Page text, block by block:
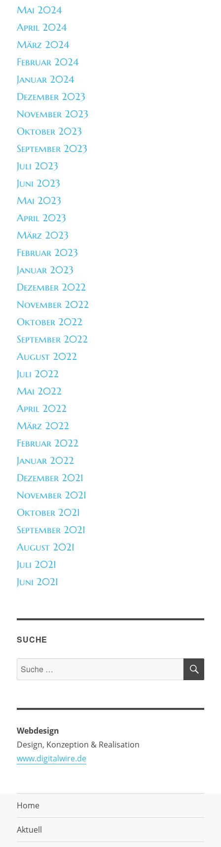
Mai 2024
April 2024
März 2024
Februar 2024
Januar 2024
Dezember 2023
November 2023
Oktober 2023
September 2023
Juli 2023
Juni 2023
Mai 2023
April 2023
März 2023
Februar 2023
Januar 2023
Dezember 2022
November 2022
Oktober 2022
September 2022
August 2022
Juli 2022
Mai 2022
April 2022
März 2022
Februar 2022
Januar 2022
Dezember 2021
November 2021
Oktober 2021
September 2021
August 2021
Juli 2021
Juni 2021
SUCHE
Suche
nach:
Webdesign
Design, Konzeption & Realisation
www.digitalwire.de
Home
Aktuell